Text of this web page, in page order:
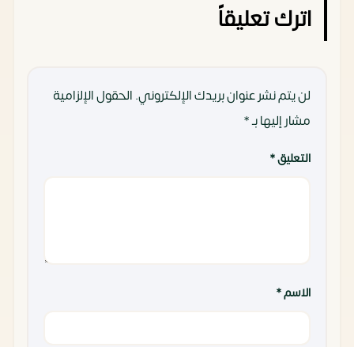
اترك تعليقاً
لن يتم نشر عنوان بريدك الإلكتروني.الحقول الإلزامية
مشار إليها بـ*
التعليق*
الاسم*